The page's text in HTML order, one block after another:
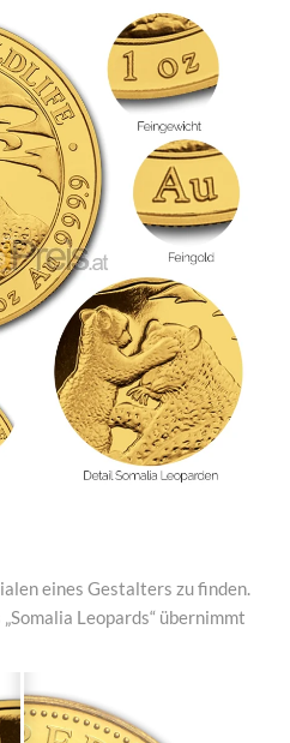
eines Gestalters zu finden.
Leopards“ übernimmt